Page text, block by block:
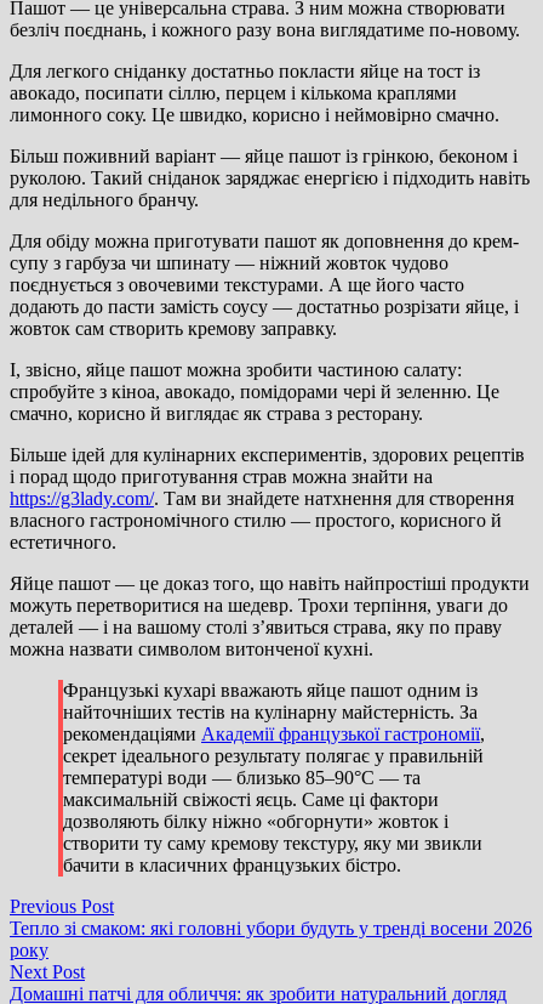
Пашот — це універсальна страва. З ним можна створювати
безліч поєднань, і кожного разу вона виглядатиме по-новому.
Для легкого сніданку достатньо покласти яйце на тост із
авокадо, посипати сіллю, перцем і кількома краплями
лимонного соку. Це швидко, корисно і неймовірно смачно.
Більш поживний варіант — яйце пашот із грінкою, беконом і
руколою. Такий сніданок заряджає енергією і підходить навіть
для недільного бранчу.
Для обіду можна приготувати пашот як доповнення до крем-
супу з гарбуза чи шпинату — ніжний жовток чудово
поєднується з овочевими текстурами. А ще його часто
додають до пасти замість соусу — достатньо розрізати яйце, і
жовток сам створить кремову заправку.
І, звісно, яйце пашот можна зробити частиною салату:
спробуйте з кіноа, авокадо, помідорами чері й зеленню. Це
смачно, корисно й виглядає як страва з ресторану.
Більше ідей для кулінарних експериментів, здорових рецептів
і порад щодо приготування страв можна знайти на
https://g3lady.com/. Там ви знайдете натхнення для створення
власного гастрономічного стилю — простого, корисного й
естетичного.
Яйце пашот — це доказ того, що навіть найпростіші продукти
можуть перетворитися на шедевр. Трохи терпіння, уваги до
деталей — і на вашому столі з’явиться страва, яку по праву
можна назвати символом витонченої кухні.
Французькі кухарі вважають яйце пашот одним із
найточніших тестів на кулінарну майстерність. За
рекомендаціями Академії французької гастрономії,
секрет ідеального результату полягає у правильній
температурі води — близько 85–90°C — та
максимальній свіжості яєць. Саме ці фактори
дозволяють білку ніжно «обгорнути» жовток і
створити ту саму кремову текстуру, яку ми звикли
бачити в класичних французьких бістро.
Навігація
записів
Previous PostPrevious
post:
Тепло зі смаком: які головні убори будуть у тренді восени 2026
року
Next PostNext
post:
Домашні патчі для обличчя: як зробити натуральний догляд